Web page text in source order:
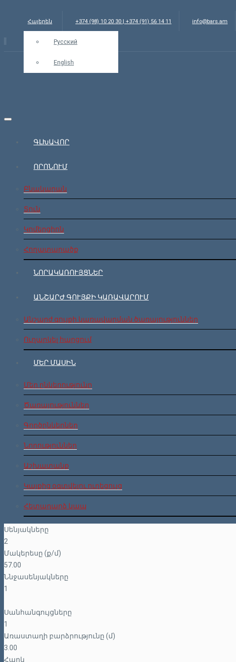
Հայերեն
Русский
English
+374 (98) 10 20 30 | +374 (91) 56 14 11 info@bars.am
ԳԼԽԱՎՈՐ
ՈՐՈՆՈՒՄ
Բնակարան
Տուն
Կոմերցիոն
Հողատարածք
ՆՈՐԱԿԱՌՈՒՅՑՆԵՐ
ԱՆՇԱՐԺ ԳՈՒՅՔԻ ԿԱՌԱՎԱՐՈՒՄ
Անշարժ գույքի կառավարման ծառայություններ
Ուղարկել հարցում
ՄԵՐ ՄԱՍԻՆ
Մեր ընկերությունը
Ծառայություններ
Գործընկերներ
Նորություններ
Աշխատանք
Կայքից օգտվելու ուղեցույց
Հետադարձ կապ
Սենյակները
2
Մակերեսը (ք/մ)
57.00
Ննջասենյակները
1
Սանհանգույցները
1
Առաստաղի բարձրությունը (մ)
3.00
Հարկ